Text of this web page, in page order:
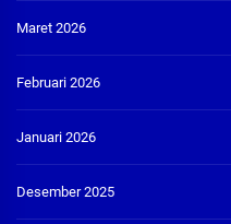
Maret 2026
Februari 2026
Januari 2026
Desember 2025